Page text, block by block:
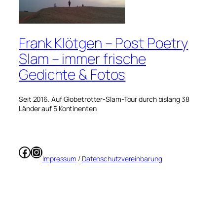
Frank Klötgen – Post Poetry
Slam – immer frische
Gedichte & Fotos
Seit 2016. Auf Globetrotter-Slam-Tour durch bislang 38
Länder auf 5 Kontinenten
Facebook
Instagram
Impressum / Datenschutzvereinbarung